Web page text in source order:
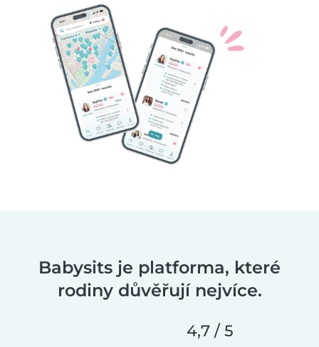
Babysits je platforma, které
rodiny důvěřují nejvíce.
4,7 / 5